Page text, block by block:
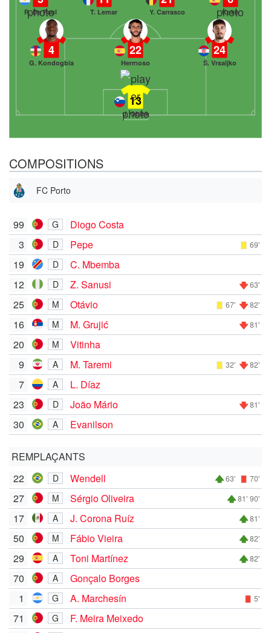
13
J. Oblak
4
G. Kondogbia
22
Hermoso
24
Š. Vrsaljko
R. De Paul T. Lemar Y. Carrasco Koke
COMPOSITIONS
FC Porto
99 G
Diogo Costa
3
D Pepe 69'
19 D
C. Mbemba
12
D Z. Sanusi 63'
25 M Otávio 67' 82'
16 M M. Grujić 81'
20 M
Vitinha
9
A M. Taremi 32' 82'
7 A
L. Díaz
23
D João Mário 81'
30 A Evanilson
REMPLAÇANTS
22
D Wendell 63' 70'
27 M Sérgio Oliveira 81' 90'
17 A J. Corona Ruíz 81'
50 M Fábio Vieira 82'
29 A Toni Martínez 82'
70 A
Gonçalo Borges
1
G A. Marchesín 5'
71 G
F. Meira Meixedo